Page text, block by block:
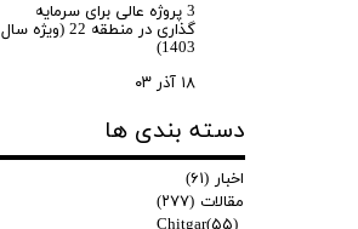
3 پروژه عالی برای سرمایه
گذاری در منطقه 22 (ویژه سال
1403)
۱۸ آذر ۰۳
دسته بندی ها
اخبار (۶۱)
مقالات (۲۷۷)